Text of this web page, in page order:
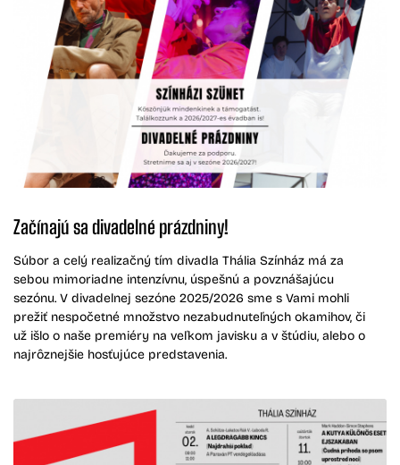
Začínajú sa divadelné prázdniny!
Súbor a celý realizačný tím divadla Thália Színház má za
sebou mimoriadne intenzívnu, úspešnú a povznášajúcu
sezónu. V divadelnej sezóne 2025/2026 sme s Vami mohli
prežiť nespočetné množstvo nezabudnuteľných okamihov, či
už išlo o naše premiéry na veľkom javisku a v štúdiu, alebo o
najrôznejšie hosťujúce predstavenia.